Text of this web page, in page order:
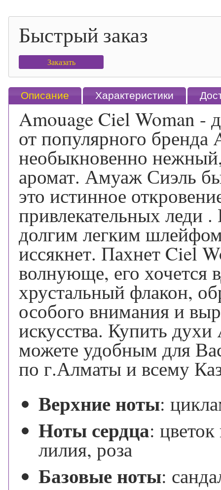
Быстрый заказ
Заказать
Описание Характеристики
Amouage Ciel Woman
от популярного
необыкновенно
аромат. Амуаж Сиэль
это истинное
привлекательных
долгим легким
иссякнет. Пахнет Ciel
волнующе, его хочется
хрустальный флакон,
особого внимания и
искусства. Купить
можете удобным для
по г.Алматы и всему
Верхние ноты:
Ноты сердца:
лилия, роза
Базовые ноты: